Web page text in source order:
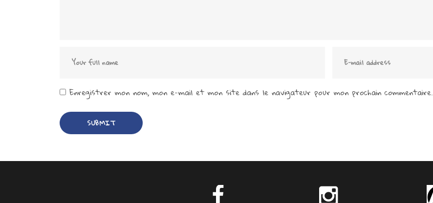
Enregistrer mon nom, mon e-mail et mon site dans le navigateur pour mon prochain commentaire.